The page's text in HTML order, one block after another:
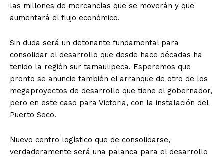
las millones de mercancías que se moverán y que
aumentará el flujo económico.
Sin duda será un detonante fundamental para
consolidar el desarrollo que desde hace décadas ha
tenido la región sur tamaulipeca. Esperemos que
pronto se anuncie también el arranque de otro de los
megaproyectos de desarrollo que tiene el gobernador,
pero en este caso para Victoria, con la instalación del
Puerto Seco.
Nuevo centro logístico que de consolidarse,
verdaderamente será una palanca para el desarrollo